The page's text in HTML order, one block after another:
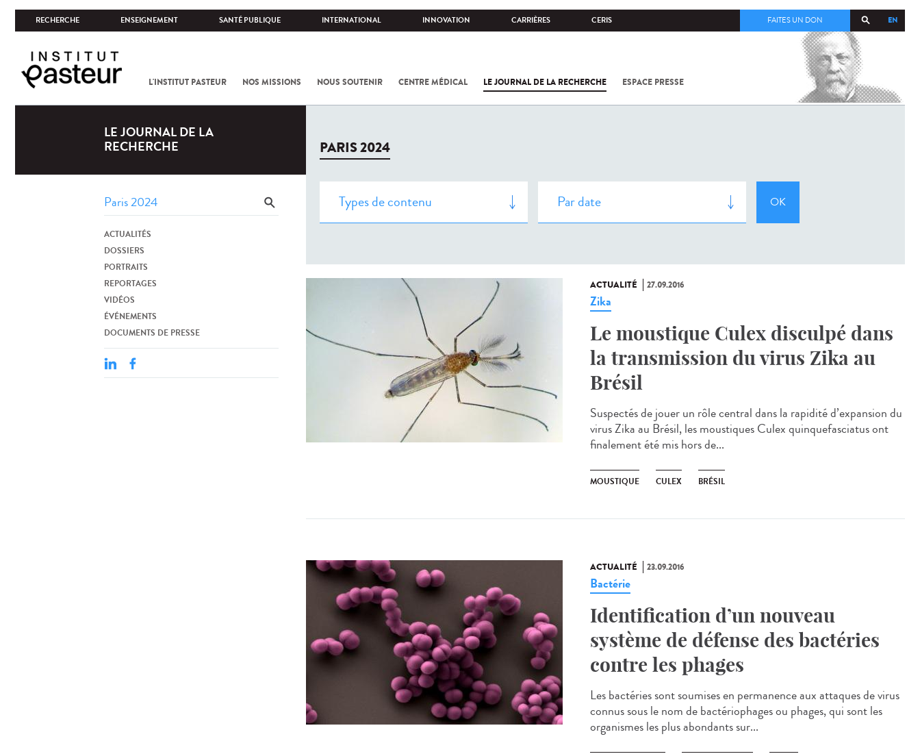
RECHERCHE ENSEIGNEMENT SANTÉ PUBLIQUE INTERNATIONAL INNOVATION CARRIÈRES CERIS EN
FAITES UN DON
L'INSTITUT PASTEUR NOS MISSIONS NOUS SOUTENIR CENTRE MÉDICAL LE JOURNAL DE LA RECHERCHE ESPACE PRESSE
COV-2 /
LE JOURNAL DE LA
RECHERCHE
ACTUALITÉS
DOSSIERS
PORTRAITS
REPORTAGES
VIDÉOS
ÉVÉNEMENTS
DOCUMENTS DE PRESSE
PARIS 2024
ACTUALITÉ 27.09.2016
Zika
Le moustique Culex disculpé dans
la transmission du virus Zika au
Brésil
Suspectés de jouer un rôle central dans la rapidité d’expansion du
virus Zika au Brésil, les moustiques Culex quinquefasciatus ont
finalement été mis hors de...
MOUSTIQUE CULEX BRÉSIL
ACTUALITÉ 23.09.2016
Bactérie
Identification d’un nouveau
système de défense des bactéries
contre les phages
Les bactéries sont soumises en permanence aux attaques de virus
connus sous le nom de bactériophages ou phages, qui sont les
organismes les plus abondants sur...